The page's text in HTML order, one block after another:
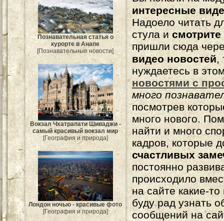
Познавательная статья о
курорте в Анапе
[Познавательные новости]
Вокзал Чхатрапати Шиваджи -
самый красивый вокзал мир
[География и природа]
Лондон ночью - красивые фото
[География и природа]
интересные
Надоело читать
стула и
пришли сюда
видео новостей,
нуждаетесь в
новостями с
много
посмотрев
много нового.
найти и много
кадров, которые
счастливых
постоянно
происходило
на сайте какие-
буду рад узнать
сообщений на